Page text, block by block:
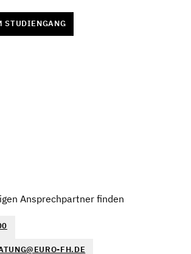
STUDIENGANG
Ansprechpartner finden
FH.DE